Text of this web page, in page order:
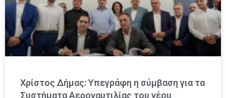
Χρίστος Δήμας: Υπεγράφη η σύμβαση για τα
Συστήματα Αεροναυτιλίας του νέου